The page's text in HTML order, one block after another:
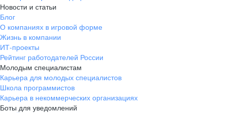
Новости и статьи
Блог
О компаниях в игровой форме
Жизнь в компании
ИТ-проекты
Рейтинг работодателей России
Молодым специалистам
Карьера для молодых специалистов
Школа программистов
Карьера в некоммерческих организациях
Боты для уведомлений